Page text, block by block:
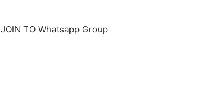
JOIN TO Whatsapp Group